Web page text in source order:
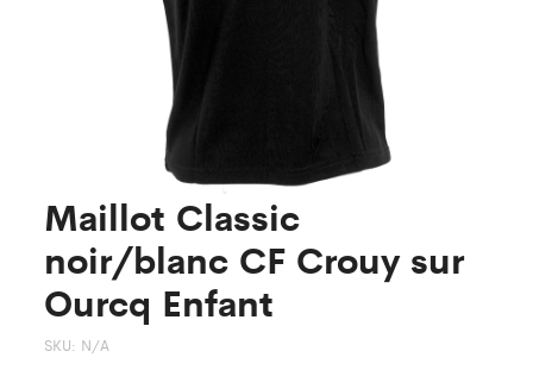
Maillot Classic
noir/blanc CF Crouy sur
Ourcq Enfant
SKU: N/A